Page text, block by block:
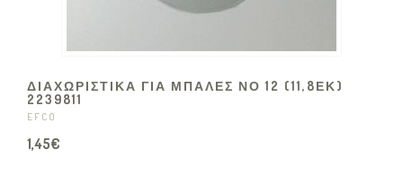
ΔΙΑΧΩΡΙΣΤΙΚΑ ΓΙΑ ΜΠΑΛΕΣ ΝΟ 12 (11,8ΕΚ)
2239811
EFCO
1,45€